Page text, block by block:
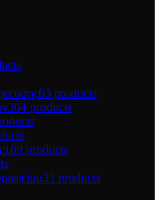
63 products
304 products
189 products
33 products